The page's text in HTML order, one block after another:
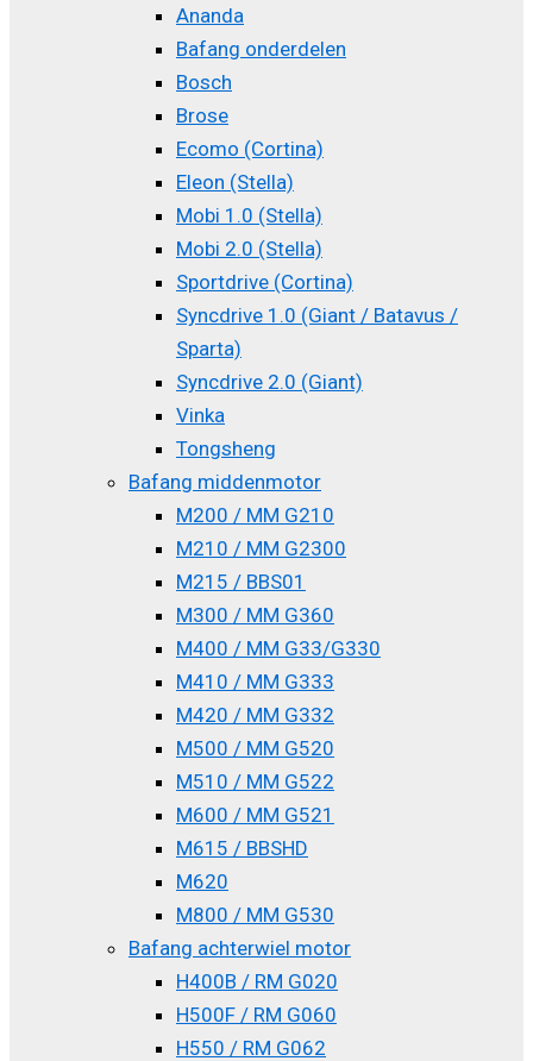
Ananda
Bafang onderdelen
Bosch
Brose
Ecomo (Cortina)
Eleon (Stella)
Mobi 1.0 (Stella)
Mobi 2.0 (Stella)
Sportdrive (Cortina)
Syncdrive 1.0 (Giant / Batavus /
Sparta)
Syncdrive 2.0 (Giant)
Vinka
Tongsheng
Bafang middenmotor
M200 / MM G210
M210 / MM G2300
M215 / BBS01
M300 / MM G360
M400 / MM G33/G330
M410 / MM G333
M420 / MM G332
M500 / MM G520
M510 / MM G522
M600 / MM G521
M615 / BBSHD
M620
M800 / MM G530
Bafang achterwiel motor
H400B / RM G020
H500F / RM G060
H550 / RM G062